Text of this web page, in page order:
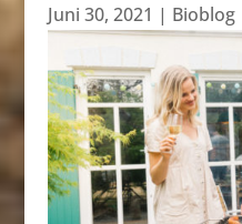
Juni 30, 2021 | Bioblog